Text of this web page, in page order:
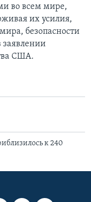
во всем мире,
их усилия,
безопасности
заявлении
США.
к 240